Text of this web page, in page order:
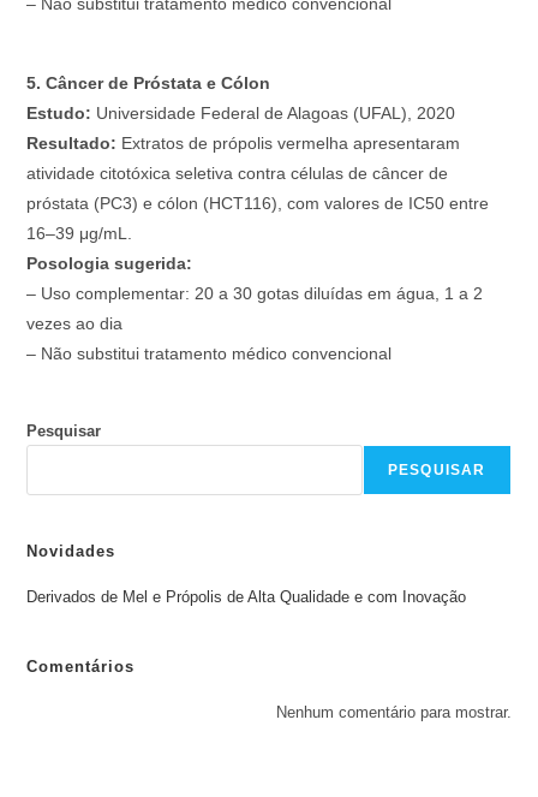
5. Câncer de Próstata e Cólon
Estudo: Universidade Federal de Alagoas (UFAL), 2020
Resultado: Extratos de própolis vermelha apresentaram
atividade citotóxica seletiva contra células de câncer de
próstata (PC3) e cólon (HCT116), com valores de IC50 entre
16–39 μg/mL.
Posologia sugerida:
– Uso complementar: 20 a 30 gotas diluídas em água, 1 a 2
vezes ao dia
– Não substitui tratamento médico convencional
Pesquisar
PESQUISAR
Novidades
Derivados de Mel e Própolis de Alta Qualidade e com Inovação
Comentários
Nenhum comentário para mostrar.